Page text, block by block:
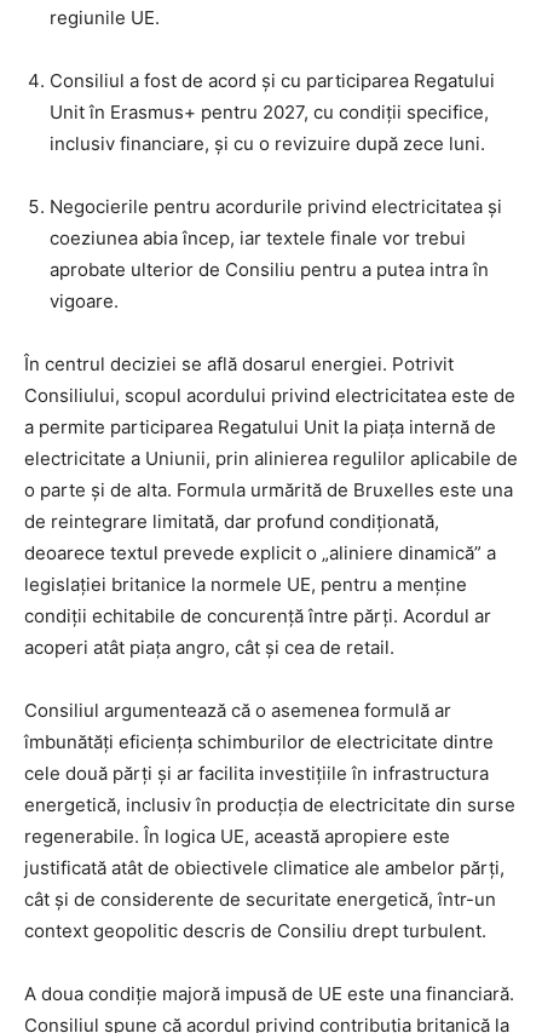
regiunile UE.
Consiliul a fost de acord și cu participarea Regatului
Unit în Erasmus+ pentru 2027, cu condiții specifice,
inclusiv financiare, și cu o revizuire după zece luni.
Negocierile pentru acordurile privind electricitatea și
coeziunea abia încep, iar textele finale vor trebui
aprobate ulterior de Consiliu pentru a putea intra în
vigoare.
În centrul deciziei se află dosarul energiei. Potrivit
Consiliului, scopul acordului privind electricitatea este de
a permite participarea Regatului Unit la piața internă de
electricitate a Uniunii, prin alinierea regulilor aplicabile de
o parte și de alta. Formula urmărită de Bruxelles este una
de reintegrare limitată, dar profund condiționată,
deoarece textul prevede explicit o „aliniere dinamică” a
legislației britanice la normele UE, pentru a menține
condiții echitabile de concurență între părți. Acordul ar
acoperi atât piața angro, cât și cea de retail.
Consiliul argumentează că o asemenea formulă ar
îmbunătăți eficiența schimburilor de electricitate dintre
cele două părți și ar facilita investițiile în infrastructura
energetică, inclusiv în producția de electricitate din surse
regenerabile. În logica UE, această apropiere este
justificată atât de obiectivele climatice ale ambelor părți,
cât și de considerente de securitate energetică, într-un
context geopolitic descris de Consiliu drept turbulent.
A doua condiție majoră impusă de UE este una financiară.
Consiliul spune că acordul privind contribuția britanică la